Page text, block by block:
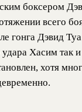
боксером
всего
гонга Дэвид
удара Хасим так
хотя